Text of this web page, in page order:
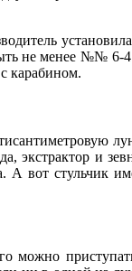
не менее №№ 6-
карабином.
экстрактор и
А вот стульчик
можно